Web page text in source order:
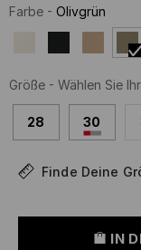
Farbe - Olivgrün
Größe - Wählen Sie
28 30
Finde Deine
IN